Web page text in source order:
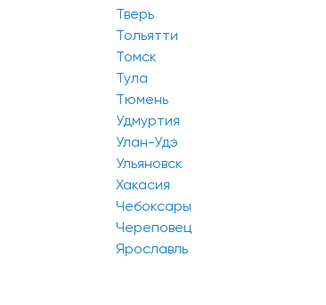
Тверь
Тольятти
Томск
Тула
Тюмень
Удмуртия
Улан-Удэ
Ульяновск
Хакасия
Чебоксары
Череповец
Ярославль